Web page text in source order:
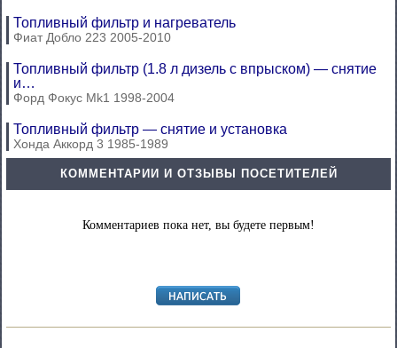
Топливный фильтр и нагреватель
Фиат Добло 223 2005-2010
Топливный фильтр (1.8 л дизель с впрыском) — снятие
и…
Форд Фокус Mk1 1998-2004
Топливный фильтр — снятие и установка
Хонда Аккорд 3 1985-1989
КОММЕНТАРИИ И ОТЗЫВЫ ПОСЕТИТЕЛЕЙ
Комментариев пока нет, вы будете первым!